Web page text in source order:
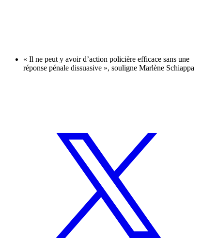
« Il ne peut y avoir d’action policière efficace sans une
réponse pénale dissuasive », souligne Marlène Schiappa